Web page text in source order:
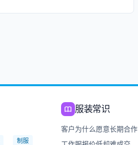
制服
服装常识
客户为什么愿意长期合作